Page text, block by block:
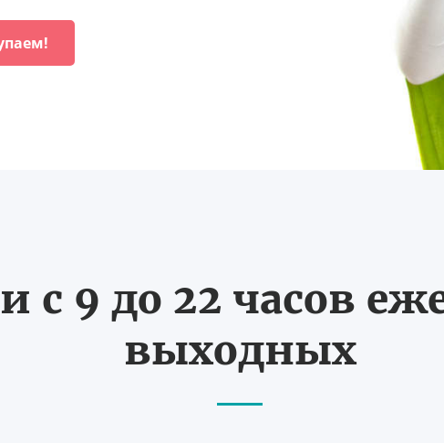
с 9 до 22 часов
выходных